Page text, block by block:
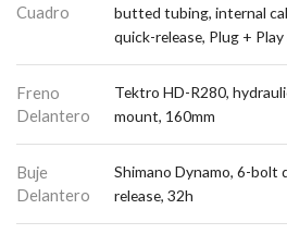
Cuadro
butted tubing, internal
quick-release, Plug +
Freno
Delantero
Tektro HD-R280,
mount, 160mm
Buje
Delantero
Shimano Dynamo, 6-bolt
release, 32h